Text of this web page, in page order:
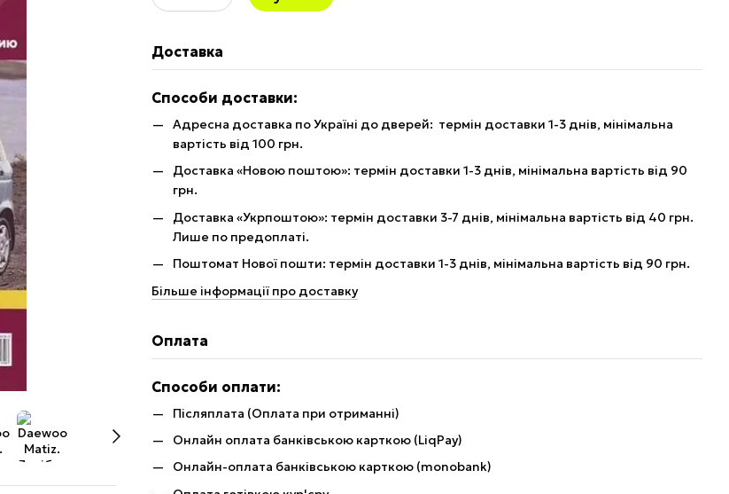
Доставка
Способи доставки:
Адресна доставка по Україні до дверей: термін доставки 1-3 днів, мінімальна
вартість від 100 грн.
Доставка «Новою поштою»: термін доставки 1-3 днів, мінімальна вартість від 90
грн.
Доставка «Укрпоштою»: термін доставки 3-7 днів, мінімальна вартість від 40 грн.
Лише по предоплаті.
Поштомат Нової пошти: термін доставки 1-3 днів, мінімальна вартість від 90 грн.
Більше інформації про доставку
Оплата
Способи оплати:
Післяплата (Оплата при отриманні)
Онлайн оплата банківською карткою (LiqPay)
Онлайн-оплата банківською карткою (monobank)